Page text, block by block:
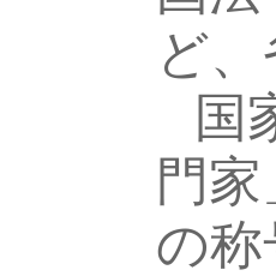
ど
国
門
の